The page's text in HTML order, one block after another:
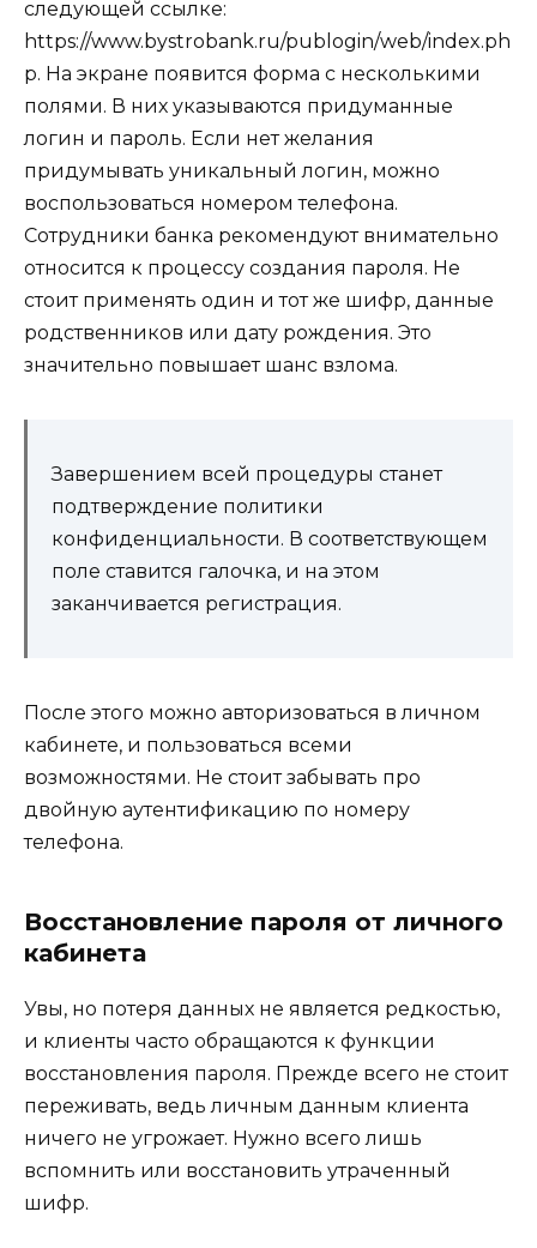
следующей ссылке:
https://www.bystrobank.ru/publogin/web/index.ph
p. На экране появится форма с несколькими
полями. В них указываются придуманные
логин и пароль. Если нет желания
придумывать уникальный логин, можно
воспользоваться номером телефона.
Сотрудники банка рекомендуют внимательно
относится к процессу создания пароля. Не
стоит применять один и тот же шифр, данные
родственников или дату рождения. Это
значительно повышает шанс взлома.
Завершением всей процедуры станет
подтверждение политики
конфиденциальности. В соответствующем
поле ставится галочка, и на этом
заканчивается регистрация.
После этого можно авторизоваться в личном
кабинете, и пользоваться всеми
возможностями. Не стоит забывать про
двойную аутентификацию по номеру
телефона.
Восстановление пароля от личного
кабинета
Увы, но потеря данных не является редкостью,
и клиенты часто обращаются к функции
восстановления пароля. Прежде всего не стоит
переживать, ведь личным данным клиента
ничего не угрожает. Нужно всего лишь
вспомнить или восстановить утраченный
шифр.